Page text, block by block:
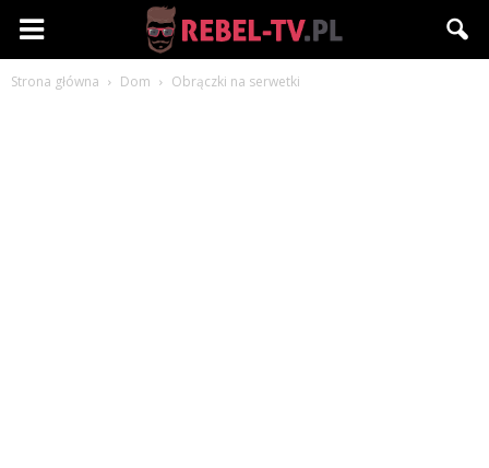
Rebel-
Strona główna Dom Obrączki na serwetki